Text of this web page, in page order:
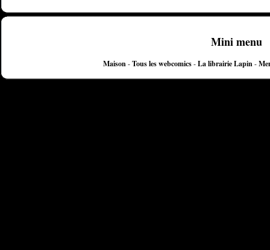
Mini menu
Maison-Tous les webcomics-La librairie Lapin-